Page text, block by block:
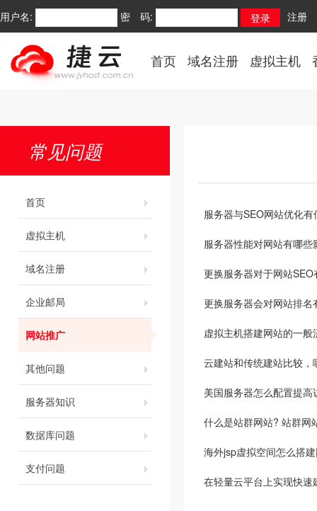
用户名: 密 码: 注册
首页 域名注册 虚拟主机
常见问题
首页
虚拟主机
域名注册
企业邮局
网站推广
其他问题
服务器知识
数据库问题
支付问题
服务器与SEO网站优化
服务器性能对网站有哪
更换服务器对于网站SEO
更换服务器会对网站排名
虚拟主机搭建网站的一般
云建站和传统建站比较，
美国服务器怎么配置提高
什么是站群网站? 站群网
海外jsp虚拟空间怎么搭
在轻量云平台上实现快速